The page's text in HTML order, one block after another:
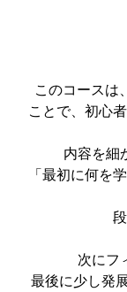
このコースは
ことで、初心
内容を細
「最初に何を
次にフ
最後に少し発